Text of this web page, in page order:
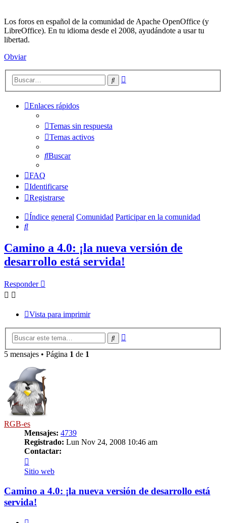
Los foros en español de la comunidad de Apache OpenOffice (y
LibreOffice). En tu idioma desde el 2008, ayudándote a usar tu
libertad.
Obviar
Buscar
Enlaces rápidos
Temas sin respuesta
Temas activos
Buscar
FAQ
Identificarse
Registrarse
Índice general Comunidad Participar en la comunidad
Buscar
Camino a 4.0: ¡la nueva versión de
desarrollo está servida!
Responder
Vista para imprimir
Buscar
5 mensajes • Página 1 de 1
RGB-es
Mensajes: 4739
Registrado: Lun Nov 24, 2008 10:46 am
Contactar:
RGB-
es
Sitio web
Camino a 4.0: ¡la nueva versión de desarrollo está
servida!